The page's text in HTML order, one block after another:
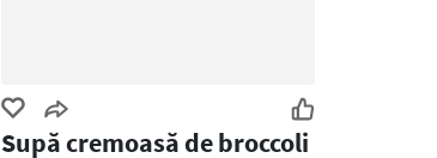
Supă cremoasă de broccoli